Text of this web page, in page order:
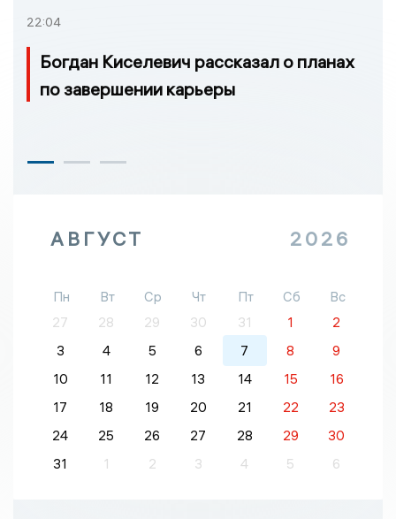
22:04
Богдан Киселевич рассказал о планах
по завершении карьеры
АВГУСТ 2026
Пн Вт Ср Чт Пт Сб
Вс
27
28 29 30 31 1
2
3
4 5 6 7 8
9
10
11 12 13 14 15
16
17
18 19 20 21 22
23
24
25 26 27 28 29
30
31
1 2 3 4 5 6